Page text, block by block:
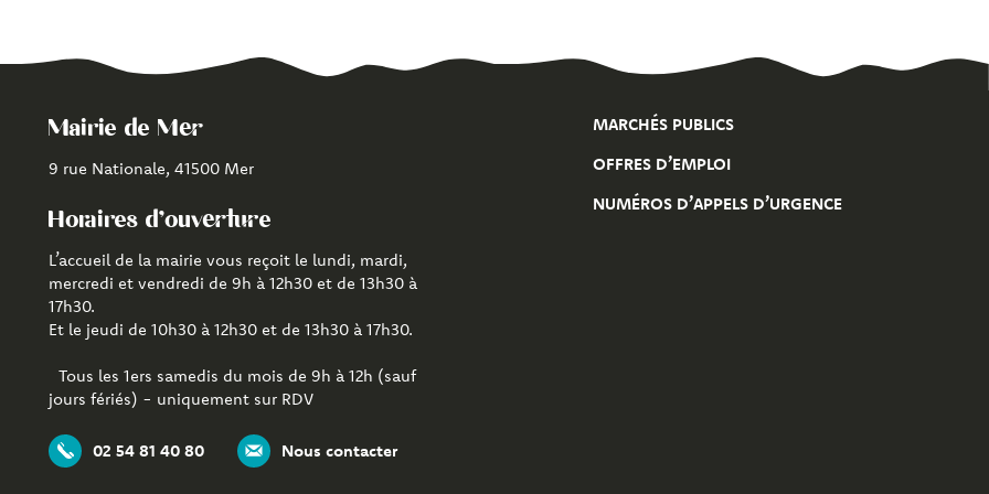
Mairie de Mer
9 rue Nationale, 41500 Mer
Horaires d'ouverture
L’accueil de la mairie vous reçoit le lundi, mardi,
mercredi et vendredi de 9h à 12h30 et de 13h30 à
17h30.
Et le jeudi de 10h30 à 12h30 et de 13h30 à 17h30.
Tous les 1ers samedis du mois de 9h à 12h (sauf
jours fériés) - uniquement sur RDV
02 54 81 40 80 Nous contacter
MARCHÉS PUBLICS
OFFRES D’EMPLOI
NUMÉROS D’APPELS D’URGENCE